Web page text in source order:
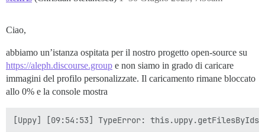
Ciao,
abbiamo un’istanza ospitata per il nostro progetto open-source su
https://aleph.discourse.group e non siamo in grado di caricare
immagini del profilo personalizzate. Il caricamento rimane bloccato
allo 0% e la console mostra